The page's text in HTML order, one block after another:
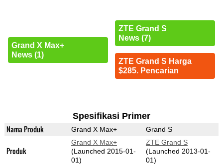
Grand X Max+
News (1)
ZTE Grand S
News (7)
ZTE Grand S Harga
$285. Pencarian
Spesifikasi Primer
Nama Produk Grand X Max+ Grand S
Produk
Grand X Max+
(Launched 2015-01-
01)
ZTE Grand S
(Launched 2013-01-
01)